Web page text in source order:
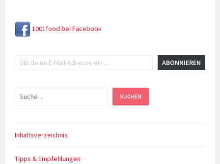
1001food bei Facebook
ABONNIEREN
Suchen SUCHEN
Inhaltsverzeichnis
Tipps & Empfehlungen